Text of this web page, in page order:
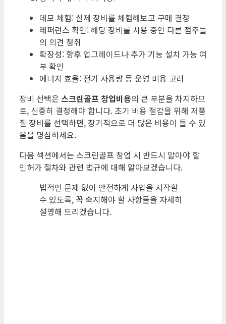
데모 체험: 실제 장비를 체험해보고 구매 결정
레퍼런스 확인: 해당 장비를 사용 중인 다른 점주들
의 의견 청취
확장성: 향후 업그레이드나 추가 기능 설치 가능 여
부 확인
에너지 효율: 전기 사용량 등 운영 비용 고려
장비 선택은 스크린골프 창업비용의 큰 부분을 차지하므
로, 신중히 결정해야 합니다. 초기 비용 절감을 위해 저품
질 장비를 선택하면, 장기적으로 더 많은 비용이 들 수 있
음을 명심하세요.
다음 섹션에서는 스크린골프 창업 시 반드시 알아야 할
인허가 절차와 관련 법규에 대해 알아보겠습니다.
법적인 문제 없이 안전하게 사업을 시작할
수 있도록, 꼭 숙지해야 할 사항들을 자세히
설명해 드리겠습니다.